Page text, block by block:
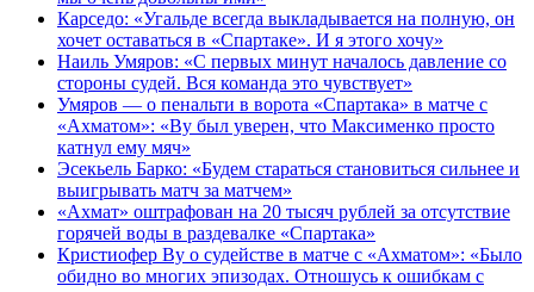
Карседо: «Угальде всегда выкладывается на полную, он
хочет оставаться в «Спартаке». И я этого хочу»
Наиль Умяров: «С первых минут началось давление со
стороны судей. Вся команда это чувствует»
Умяров — о пенальти в ворота «Спартака» в матче с
«Ахматом»: «Ву был уверен, что Максименко просто
катнул ему мяч»
Эсекьель Барко: «Будем стараться становиться сильнее и
выигрывать матч за матчем»
«Ахмат» оштрафован на 20 тысяч рублей за отсутствие
горячей воды в раздевалке «Спартака»
Кристиофер Ву о судействе в матче с «Ахматом»: «Было
обидно во многих эпизодах. Отношусь к ошибкам с